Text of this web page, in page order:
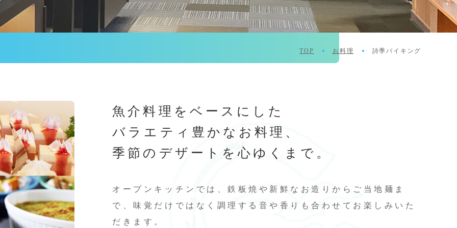
TOP お料理 詩季バイキング
魚介料理をベースにした
バラエティ豊かなお料理、
季節のデザートを心ゆくまで。
オープンキッチンでは、鉄板焼や新鮮なお造りからご当地麺ま
で、味覚だけではなく調理する音や香りも合わせてお楽しみいた
だきます。